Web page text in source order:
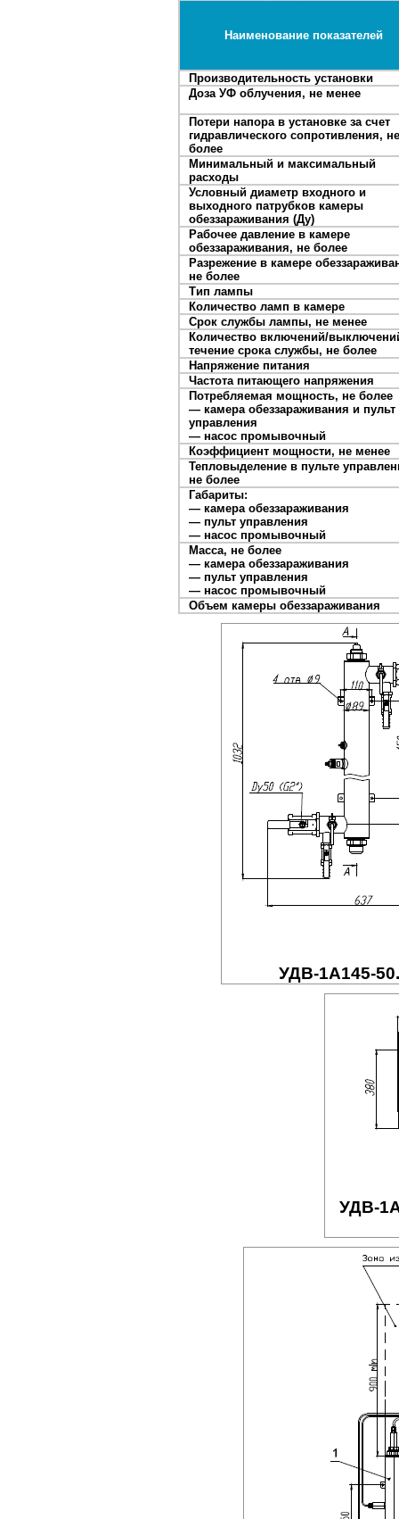
Наименование показателей
Производительность установки
Доза УФ облучения, не менее
Потери напора в установке за счет
гидравлического сопротивления, не
более
Минимальный и максимальный
расходы
Условный диаметр входного и
выходного патрубков камеры
обеззараживания (Ду)
Рабочее давление в камере
обеззараживания, не более
Разрежение в камере
не более
Тип лампы
Количество ламп в камере
Срок службы лампы, не менее
Количество включений/
течение срока службы, не более
Напряжение питания
Частота питающего напряжения
Потребляемая мощность, не более
— камера обеззараживания и пульт
управления
— насос промывочный
Коэффициент мощности, не менее
Тепловыделение в пульте
не более
Габариты:
— камера обеззараживания
— пульт управления
— насос промывочный
Масса, не более
— камера обеззараживания
— пульт управления
— насос промывочный
Объем камеры обеззараживания
УДВ-1A145-
УДВ-